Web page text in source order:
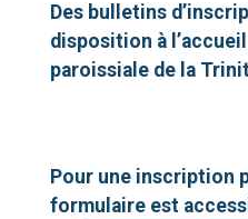
Des bulletins
disposition à
paroissiale de la
Pour une inscription
formulaire est